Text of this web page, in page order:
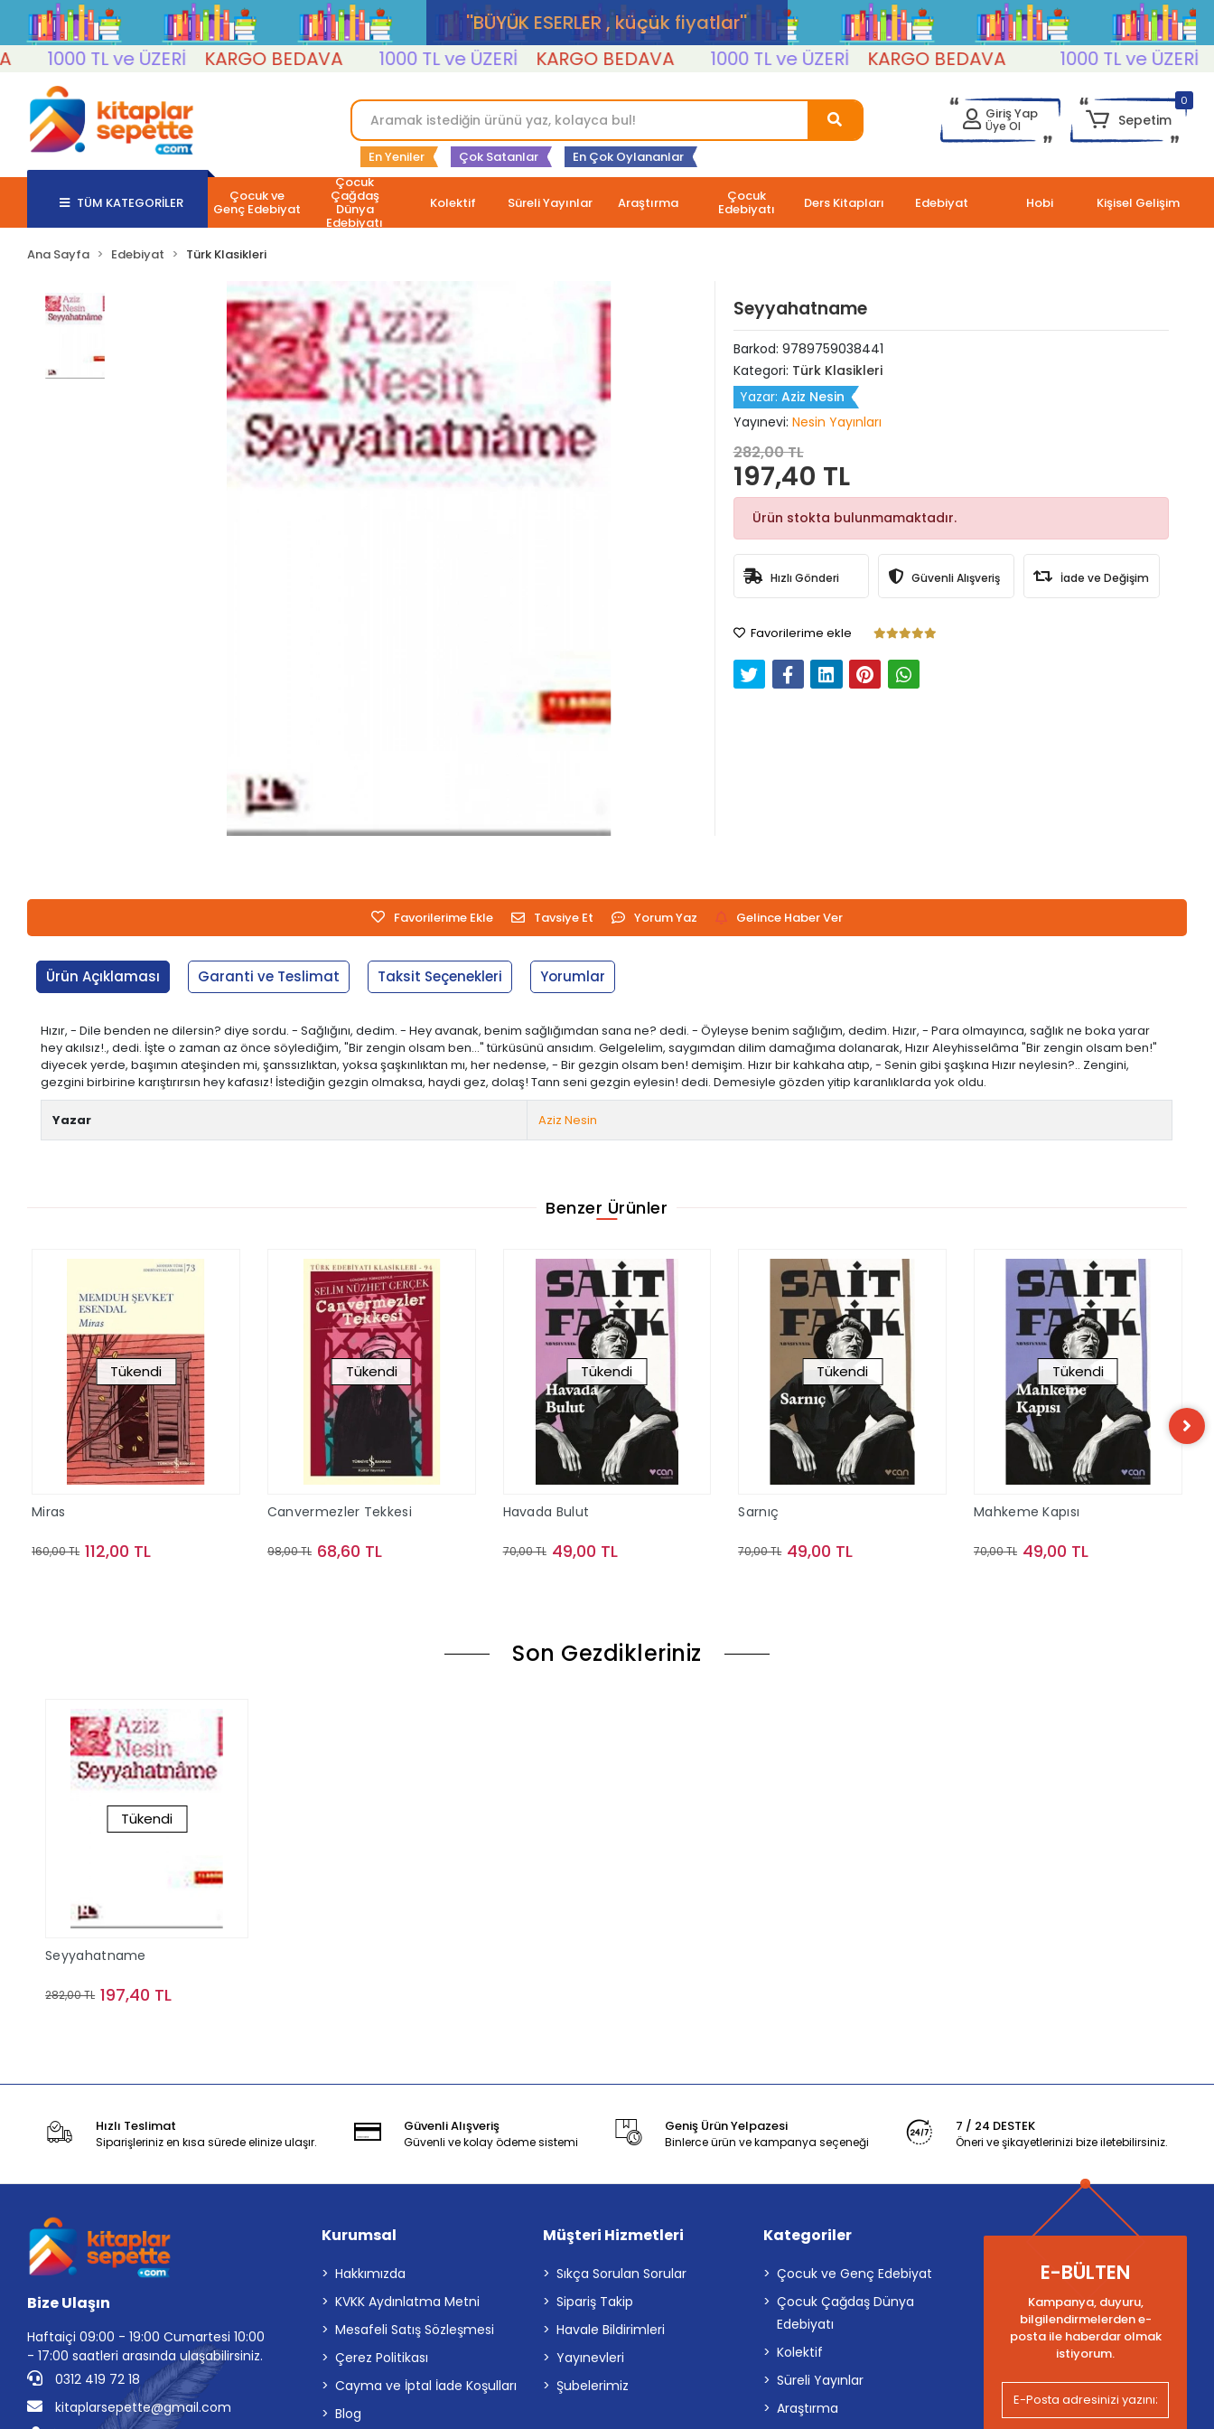
''BÜYÜK ESERLER , küçük fiyatlar''
1000 TL ve ÜZERİ
KARGO BEDAVA 1000 TL ve ÜZERİ KARGO BEDAVA 1000 TL ve ÜZERİ KARGO BEDAVA 1000 TL ve ÜZERİ
En Yeniler Çok Satanlar En Çok Oylananlar
Giriş Yap
Üye Ol
0
Sepetim
TÜM KATEGORİLER Çocuk ve
Genç Edebiyat
Çocuk
Çağdaş
Dünya
Edebiyatı
Kolektif Süreli Yayınlar Araştırma Çocuk
Edebiyatı Ders Kitapları Edebiyat Hobi Kişisel Gelişim
Ana Sayfa Edebiyat Türk Klasikleri
Seyyahatname
Barkod: 9789759038441
Kategori: Türk Klasikleri
Yazar: Aziz Nesin
Yayınevi: Nesin Yayınları
282,00 TL
197,40 TL
Ürün stokta bulunmamaktadır.
Hızlı Gönderi Güvenli Alışveriş İade ve Değişim
Favorilerime ekle
Favorilerime Ekle Tavsiye Et Yorum Yaz Gelince Haber Ver
Ürün Açıklaması Garanti ve Teslimat Taksit Seçenekleri Yorumlar
Hızır, - Dile benden ne dilersin? diye sordu. - Sağlığını, dedim. - Hey avanak, benim sağlığımdan sana ne? dedi. - Öyleyse benim sağlığım, dedim. Hızır, - Para olmayınca, sağlık ne boka yarar
hey akılsız!., dedi. İşte o zaman az önce söylediğim, "Bir zengin olsam ben..." türküsünü ansıdım. Gelgelelim, saygımdan dilim damağıma dolanarak, Hızır Aleyhisselâma "Bir zengin olsam ben!"
diyecek yerde, başımın ateşinden mi, şanssızlıktan, yoksa şaşkınlıktan mı, her nedense, - Bir gezgin olsam ben! demişim. Hızır bir kahkaha atıp, - Senin gibi şaşkına Hızır neylesin?.. Zengini,
gezgini birbirine karıştırırsın hey kafasız! İstediğin gezgin olmaksa, haydi gez, dolaş! Tann seni gezgin eylesin! dedi. Demesiyle gözden yitip karanlıklarda yok oldu.
Yazar Aziz Nesin
Benzer Ürünler
Tükendi
Miras
160,00 TL 112,00 TL
Tükendi
Canvermezler Tekkesi
98,00 TL 68,60 TL
Tükendi
Havada Bulut
70,00 TL 49,00 TL
Tükendi
Sarnıç
70,00 TL 49,00 TL
Tükendi
Mahkeme Kapısı
70,00 TL 49,00 TL
Son Gezdikleriniz
Tükendi
Seyyahatname
282,00 TL 197,40 TL
Hızlı Teslimat
Siparişleriniz en kısa sürede elinize ulaşır.
Güvenli Alışveriş
Güvenli ve kolay ödeme sistemi
Geniş Ürün Yelpazesi
Binlerce ürün ve kampanya seçeneği
7 / 24 DESTEK
Öneri ve şikayetlerinizi bize iletebilirsiniz.
Bize Ulaşın
Haftaiçi 09:00 - 19:00 Cumartesi 10:00
- 17:00 saatleri arasında ulaşabilirsiniz.
0312 419 72 18
kitaplarsepette@gmail.com
Kurumsal
Hakkımızda
KVKK Aydınlatma Metni
Mesafeli Satış Sözleşmesi
Çerez Politikası
Cayma ve İptal İade Koşulları
Blog
Müşteri Hizmetleri
Sıkça Sorulan Sorular
Sipariş Takip
Havale Bildirimleri
Yayınevleri
Şubelerimiz
Kategoriler
Çocuk ve Genç Edebiyat
Çocuk Çağdaş Dünya
Edebiyatı
Kolektif
Süreli Yayınlar
Araştırma
E-BÜLTEN
Kampanya, duyuru,
bilgilendirmelerden e-
posta ile haberdar olmak
istiyorum.